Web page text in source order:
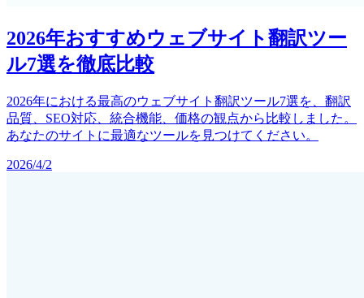
2026年おすすめウェブサイト翻訳ツー
ル7選を徹底比較
2026年における最高のウェブサイト翻訳ツール7選を、翻訳
品質、SEO対応、統合機能、価格の観点から比較しました。
あなたのサイトに最適なツールを見つけてください。
2026/4/2